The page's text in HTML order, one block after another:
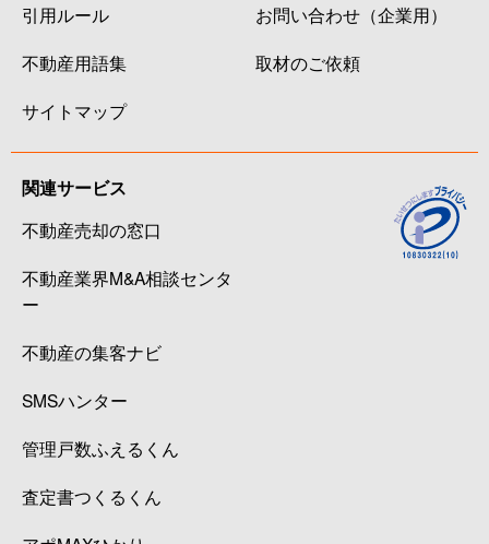
引用ルール
不動産用語集
サイトマップ
お問い合わせ（企業用）
取材のご依頼
関連サービス
不動産売却の窓口
不動産業界M&A相談センタ
ー
不動産の集客ナビ
SMSハンター
管理戸数ふえるくん
査定書つくるくん